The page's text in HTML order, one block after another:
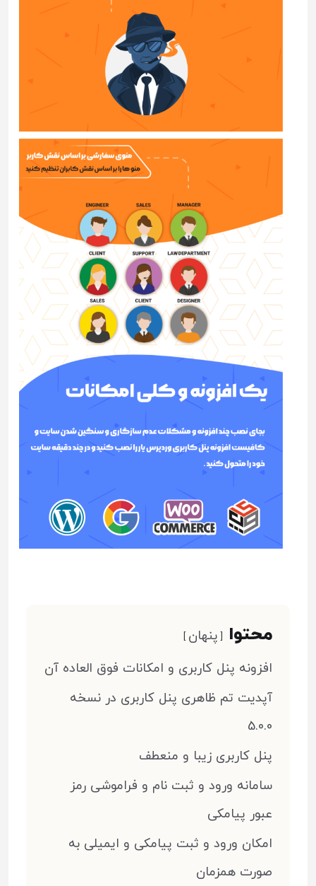
محتوا
پنهان
افزونه پنل کاربری و امکانات فوق العاده آن
آپدیت تم ظاهری پنل کاربری در نسخه
5.0.0
پنل کاربری زیبا و منعطف
سامانه ورود و ثبت نام و فراموشی رمز
عبور پیامکی
امکان ورود و ثبت پیامکی و ایمیلی به
صورت همزمان